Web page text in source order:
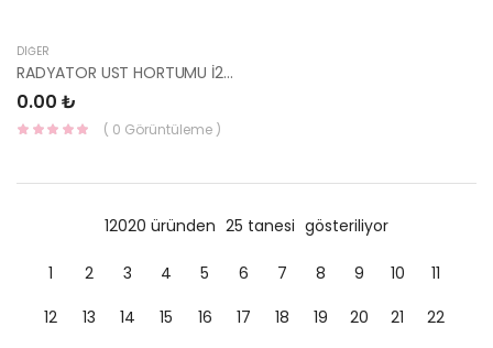
DIĞER
RADYATOR UST HORTUMU İ20 DİZEL 2012-2014 25411-4P750-HMC
0.00 ₺
( 0 Görüntüleme )
12020 üründen 25 tanesi gösteriliyor
1 2 3 4 5 6 7 8 9 10
11
12
13 14 15 16 17 18 19 20 21
22